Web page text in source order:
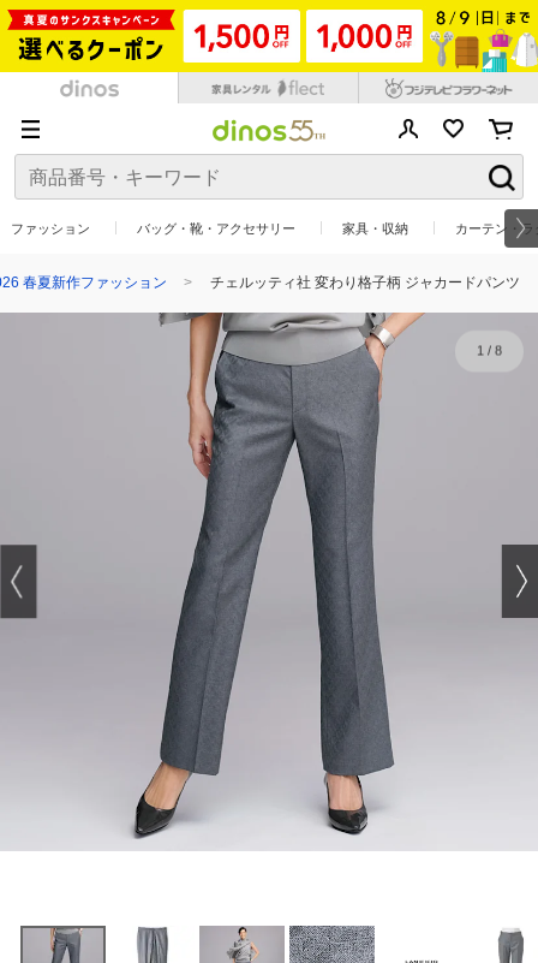
ファッション バッグ・靴・アクセサリー 家具・収納 カーテン・
春夏新作ファッション チェルッティ社 変わり格子柄 ジャカードパンツ
1/ 8